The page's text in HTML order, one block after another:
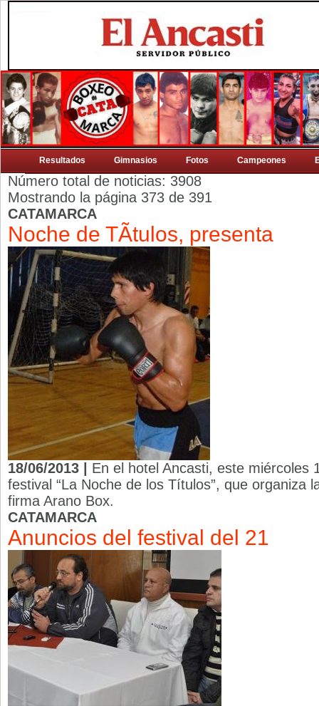
Resultados Gimnasios Fotos Campeones
Número total de noticias: 3908
Mostrando la página 373 de 391
CATAMARCA
Noche de TÃ­tulos, presenta
18/06/2013 | En el hotel Ancasti, este miércoles
festival “La Noche de los Títulos”, que organiza
firma Arano Box.
CATAMARCA
Anuncios del festival del 21